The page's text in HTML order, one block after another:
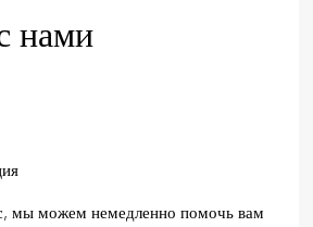
нами
мы можем немедленно помочь вам